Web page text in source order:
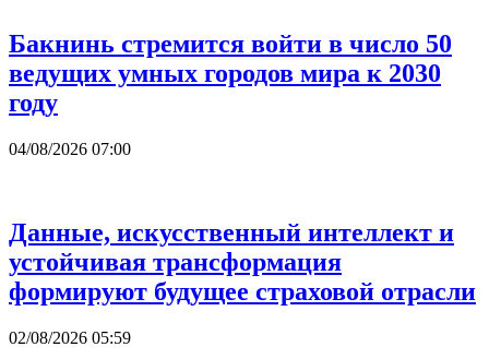
Бакнинь стремится войти в число 50
ведущих умных городов мира к 2030
году
04/08/2026 07:00
Данные, искусственный интеллект и
устойчивая трансформация
формируют будущее страховой отрасли
02/08/2026 05:59